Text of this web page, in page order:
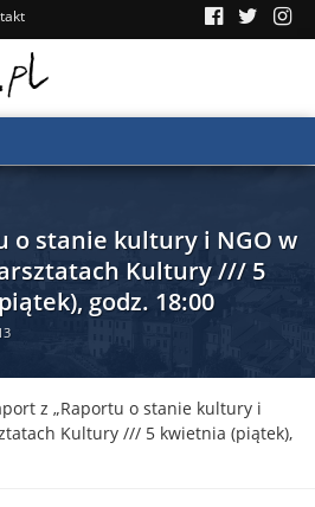
o stanie kultury i NGO w
Kultury /// 5
godz. 18:00
z „Raportu o stanie kultury i
Kultury /// 5 kwietnia (piątek),